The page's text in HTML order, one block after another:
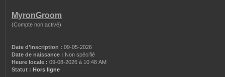
MyronGroom
(Compte non activé)
Date d’inscription : 09-05-2026
Date de naissance : Non spécifié
Heure locale : 09-08-2026 à 10:48 AM
Statut : Hors ligne